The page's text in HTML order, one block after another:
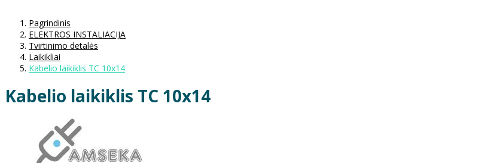
Pagrindinis
ELEKTROS INSTALIACIJA
Tvirtinimo detalės
Laikikliai
Kabelio laikiklis TC 10x14
Kabelio laikiklis TC 10x14